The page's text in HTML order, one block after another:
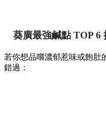
葵廣最強鹹點 TOP 6
若你想品嚐濃郁惹味或飽肚
錯過：